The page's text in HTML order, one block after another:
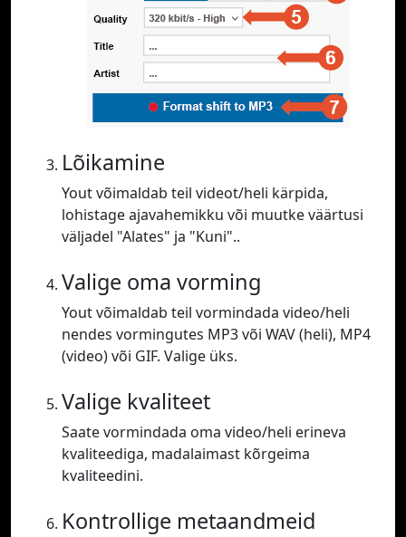
Lõikamine
Yout võimaldab teil videot/heli kärpida,
lohistage ajavahemikku või muutke väärtusi
väljadel "Alates" ja "Kuni"..
Valige oma vorming
Yout võimaldab teil vormindada video/heli
nendes vormingutes MP3 või WAV (heli), MP4
(video) või GIF. Valige üks.
Valige kvaliteet
Saate vormindada oma video/heli erineva
kvaliteediga, madalaimast kõrgeima
kvaliteedini.
Kontrollige metaandmeid